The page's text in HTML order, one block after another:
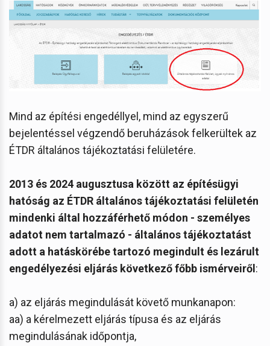
Mind az építési engedéllyel, mind az egyszerű
bejelentéssel végzendő beruházások felkerültek az
ÉTDR általános tájékoztatási felületére.
2013 és 2024 augusztusa között az építésügyi
hatóság az ÉTDR általános tájékoztatási felületén
mindenki által hozzáférhető módon - személyes
adatot nem tartalmazó - általános tájékoztatást
adott a hatáskörébe tartozó megindult és lezárult
engedélyezési eljárás következő főbb ismérveiről :
a) az eljárás megindulását követő munkanapon:
aa) a kérelmezett eljárás típusa és az eljárás
megindulásának időpontja,